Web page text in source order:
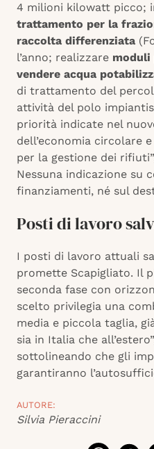
4 milioni kilowatt picco;
trattamento per la
raccolta differenziata
l’anno; realizzare moduli
vendere acqua
di trattamento del
attività del polo
priorità indicate nel
dell’economia circolare
per la gestione dei
Nessuna indicazione su
finanziamenti, né sul
Posti di lavoro
I posti di lavoro attuali
promette Scapigliato. Il
seconda fase con
scelto privilegia una
media e piccola taglia,
sia in Italia che
sottolineando che gli
garantiranno
AUTORE:
Silvia Pieraccini